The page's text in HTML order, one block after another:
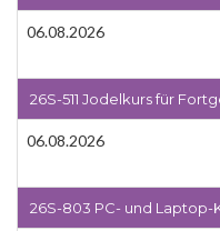
06.08.2026
26S-511 Jodelkurs für
06.08.2026
26S-803 PC- und Laptop-